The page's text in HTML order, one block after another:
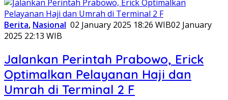
Berita, Nasional 02 January 2025 18:26 WIB02 January
2025 22:13 WIB
Jalankan Perintah Prabowo, Erick
Optimalkan Pelayanan Haji dan
Umrah di Terminal 2 F